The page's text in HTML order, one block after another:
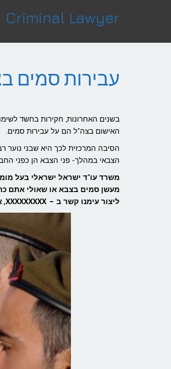
Criminal Lawyer
עבירות סמים
האישום בצה"ל הם על עבירות סמים.
הסיבה המרכזית לכך היא שבני נוער
הצבאי במהלך- פני הצבא הן כפני
משרד עו"ד ישראל ישראלי בעל
מעשן סמים בצבא או שאולי אתם
ליצור עימנו קשר ב – XXXXXXXXX, אנו נשמח להעניק ייעוץ משפטי ראשוני, ללא כל התחייבות.